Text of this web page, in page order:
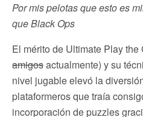
Por mis pelotas que esto es
que Black Ops
El mérito de Ultimate Play the
amigosactualmente) y su
nivel jugable elevó la
plataformeros que traía
incorporación de puzzles